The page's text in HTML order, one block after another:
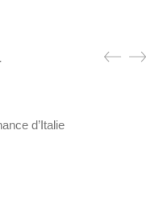
d’Italie